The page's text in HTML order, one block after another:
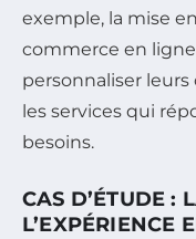
exemple, la mise
commerce en
personnaliser
les services qui
besoins.
CAS D’ÉTUDE :
L’EXPÉRIENCE